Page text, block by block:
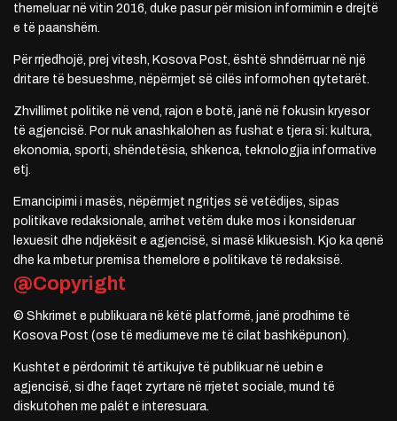
themeluar në vitin 2016, duke pasur për mision informimin e drejtë
e të paanshëm.
Për rrjedhojë, prej vitesh, Kosova Post, është shndërruar në një
dritare të besueshme, nëpërmjet së cilës informohen qytetarët.
Zhvillimet politike në vend, rajon e botë, janë në fokusin kryesor
të agjencisë. Por nuk anashkalohen as fushat e tjera si: kultura,
ekonomia, sporti, shëndetësia, shkenca, teknologjia informative
etj.
Emancipimi i masës, nëpërmjet ngritjes së vetëdijes, sipas
politikave redaksionale, arrihet vetëm duke mos i konsideruar
lexuesit dhe ndjekësit e agjencisë, si masë klikuesish. Kjo ka qenë
dhe ka mbetur premisa themelore e politikave të redaksisë.
@Copyright
© Shkrimet e publikuara në këtë platformë, janë prodhime të
Kosova Post (ose të mediumeve me të cilat bashkëpunon).
Kushtet e përdorimit të artikujve të publikuar në uebin e
agjencisë, si dhe faqet zyrtare në rrjetet sociale, mund të
diskutohen me palët e interesuara.